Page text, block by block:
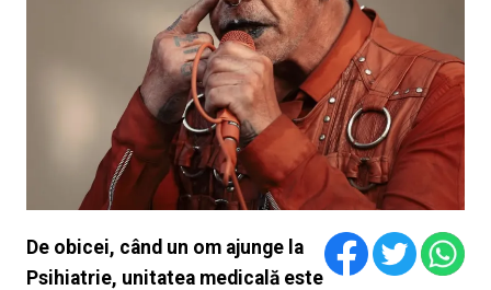
De obicei, când un om ajunge la
Psihiatrie, unitatea medicală este